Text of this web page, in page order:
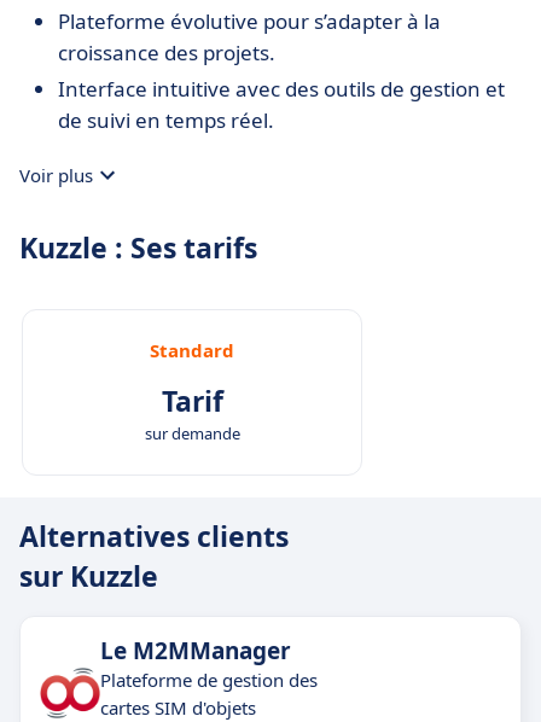
Plateforme évolutive pour s’adapter à la
croissance des projets.
Interface intuitive avec des outils de gestion et
de suivi en temps réel.
Voir plus
Kuzzle : Ses tarifs
Standard
Tarif
sur demande
Alternatives clients
sur Kuzzle
Le M2MManager
Plateforme de gestion des
cartes SIM d'objets